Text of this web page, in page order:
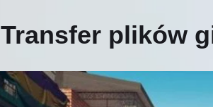
Transfer plików